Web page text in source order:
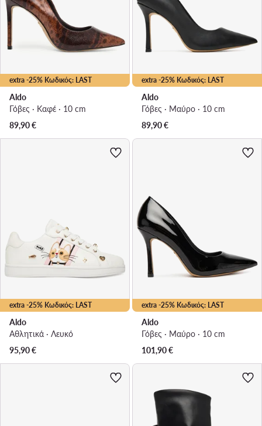
extra -25% Κωδικός: LAST
Aldo
Γόβες · Καφέ · 10 cm
89,90€
extra -25% Κωδικός: LAST
Aldo
Γόβες · Μαύρο · 10 cm
89,90€
extra -25% Κωδικός: LAST
Aldo
Αθλητικά · Λευκό
95,90€
extra -25% Κωδικός: LAST
Aldo
Γόβες · Μαύρο · 10 cm
101,90€